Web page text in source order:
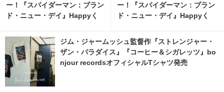
ー！『スパイダーマン：ブラン
ド・ニュー・デイ』Happyく
真・画像 | cinemacafe.net
ー！『スパイダーマン：ブラン
ド・ニュー・デイ』Happyく
ジム・ジャームッシュ監督作『ストレンジャー・
ザン・パラダイス』『コーヒー＆シガレッツ』bo
njour recordsオフィシャルTシャツ発売